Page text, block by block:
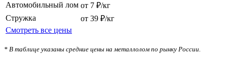
Автомобильный лом от 7 ₽/кг
Стружка
от 39 ₽/кг
Смотреть все цены
* В таблице указаны средние цены на металлолом по рынку России.